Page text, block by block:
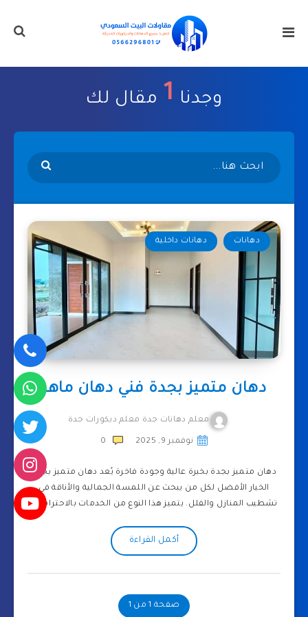
وجدنا 1 مقال لك
دهانات دهانات داخلية
دهان متميز بجدة فني دهان ماهر
معلم دهانات جدة معلم ديكورات جدة
نوفمبر 9, 2025 0
دهان متميز بجدة بخبرة عالية وجودة فاخرة يُعد دهان متميز بجدة
الخيار الأفضل لكل من يبحث عن اللمسة الجمالية والأناقة في
تشطيب المنازل والفلل. يتميز هذا النوع من الخدمات بالاحترافية…
أكمل القراءة
صفحة 1 من 1